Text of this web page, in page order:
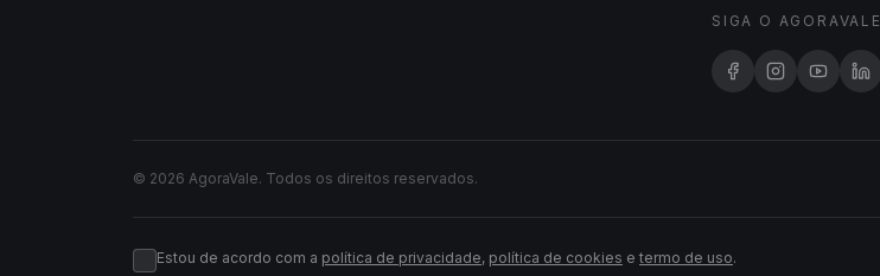
SIGA O AGORAVALE
© 2026 AgoraVale. Todos os direitos reservados.
Estou de acordo com a política de privacidade, política de cookies e termo de uso.